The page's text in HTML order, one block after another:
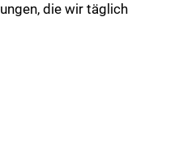
die wir täglich